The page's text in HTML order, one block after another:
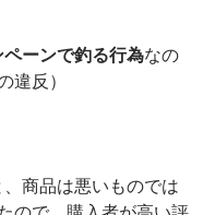
ーンで釣る行為なの
違反）
商品は悪いものでは